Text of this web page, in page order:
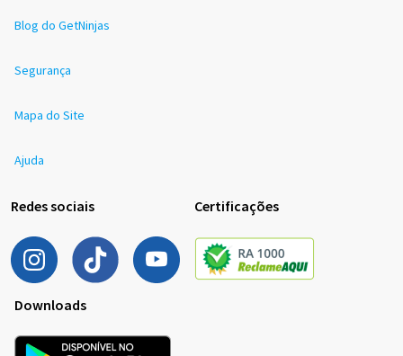
Blog do GetNinjas
Segurança
Mapa do Site
Ajuda
Redes sociais Certificações
Downloads